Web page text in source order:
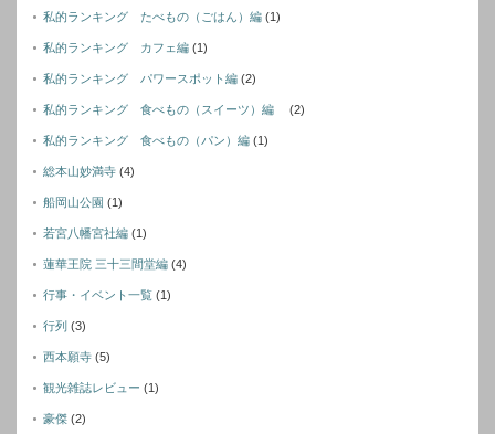
私的ランキング たべもの（ごはん）編 (1)
私的ランキング カフェ編 (1)
私的ランキング パワースポット編 (2)
私的ランキング 食べもの（スイーツ）編 (2)
私的ランキング 食べもの（パン）編 (1)
総本山妙満寺 (4)
船岡山公園 (1)
若宮八幡宮社編 (1)
蓮華王院 三十三間堂編 (4)
行事・イベント一覧 (1)
行列 (3)
西本願寺 (5)
観光雑誌レビュー (1)
豪傑 (2)